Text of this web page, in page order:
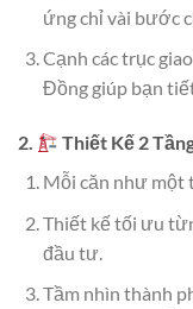
ứng chỉ vài bước
Cạnh các trục
Đồng giúp bạn
2.
Thiết Kế 2
Mỗi căn như một
Thiết kế tối ưu
đầu tư.
Tầm nhìn thành